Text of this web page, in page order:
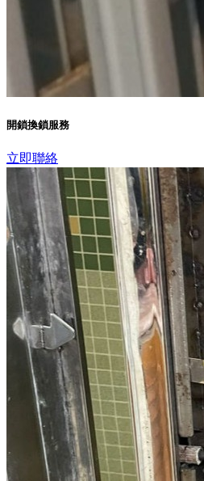
開鎖換鎖服務
立即聯絡